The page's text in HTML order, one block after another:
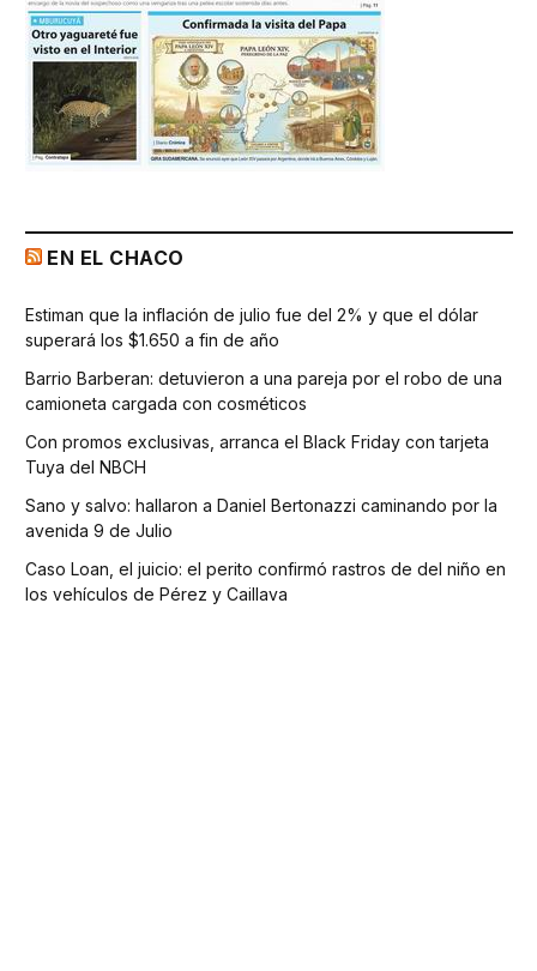
EN EL CHACO
Estiman que la inflación de julio fue del 2% y que el dólar
superará los $1.650 a fin de año
Barrio Barberan: detuvieron a una pareja por el robo de una
camioneta cargada con cosméticos
Con promos exclusivas, arranca el Black Friday con tarjeta
Tuya del NBCH
Sano y salvo: hallaron a Daniel Bertonazzi caminando por la
avenida 9 de Julio
Caso Loan, el juicio: el perito confirmó rastros de del niño en
los vehículos de Pérez y Caillava